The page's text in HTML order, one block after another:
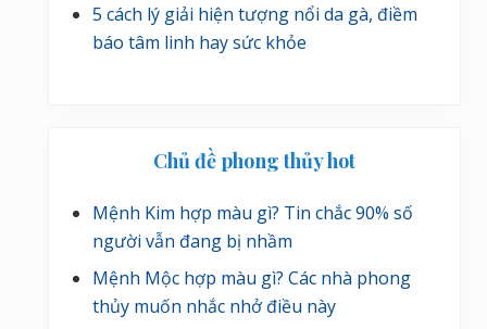
5 cách lý giải hiện tượng nổi da gà, điềm
báo tâm linh hay sức khỏe
Chủ đề phong thủy hot
Mệnh Kim hợp màu gì? Tin chắc 90% số
người vẫn đang bị nhầm
Mệnh Mộc hợp màu gì? Các nhà phong
thủy muốn nhắc nhở điều này